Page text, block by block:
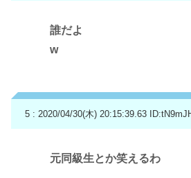
誰だよ
w
5 : 2020/04/30(木) 20:15:39.63
元同級生とか笑えるわ